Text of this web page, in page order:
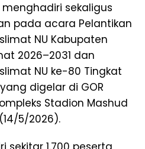
menghadiri sekaligus
pada acara Pelantikan
NU Kabupaten
2026–2031 dan
NU ke-80 Tingkat
digelar di GOR
Stadion Mashud
5/2026).